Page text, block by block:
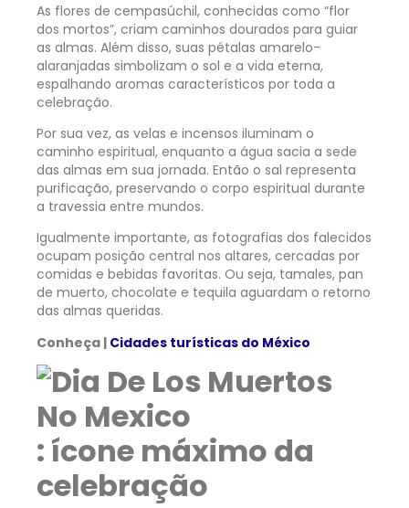
As flores de cempasúchil, conhecidas como “flor
dos mortos”, criam caminhos dourados para guiar
as almas. Além disso, suas pétalas amarelo-
alaranjadas simbolizam o sol e a vida eterna,
espalhando aromas característicos por toda a
celebração.
Por sua vez, as velas e incensos iluminam o
caminho espiritual, enquanto a água sacia a sede
das almas em sua jornada. Então o sal representa
purificação, preservando o corpo espiritual durante
a travessia entre mundos.
Igualmente importante, as fotografias dos falecidos
ocupam posição central nos altares, cercadas por
comidas e bebidas favoritas. Ou seja, tamales, pan
de muerto, chocolate e tequila aguardam o retorno
das almas queridas.
Conheça | Cidades turísticas do México
: ícone máximo da
celebração